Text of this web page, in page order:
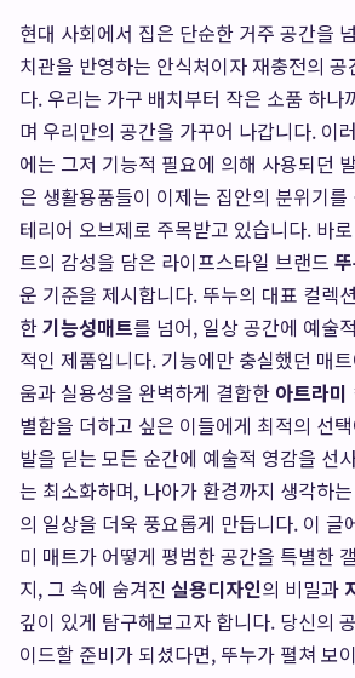
현대 사회에서 집은 단순한 거주 공간을
치관을 반영하는 안식처이자 재충전의
다. 우리는 가구 배치부터 작은 소품 하나
며 우리만의 공간을 가꾸어 나갑니다. 이
에는 그저 기능적 필요에 의해 사용되던
은 생활용품들이 이제는 집안의 분위기를
테리어 오브제로 주목받고 있습니다. 바
트의 감성을 담은 라이프스타일 브랜드
운 기준을 제시합니다. 뚜누의 대표 컬렉
한기능성매트를 넘어, 일상 공간에 예술
적인 제품입니다. 기능에만 충실했던 매
움과 실용성을 완벽하게 결합한 아트라미
별함을 더하고 싶은 이들에게 최적의 선
발을 딛는 모든 순간에 예술적 영감을 선
는 최소화하며, 나아가 환경까지 생각하
의 일상을 더욱 풍요롭게 만듭니다. 이 글
미 매트가 어떻게 평범한 공간을 특별한
지, 그 속에 숨겨진 실용디자인의 비밀과
깊이 있게 탐구해보고자 합니다. 당신의
이드할 준비가 되셨다면, 뚜누가 펼쳐 보